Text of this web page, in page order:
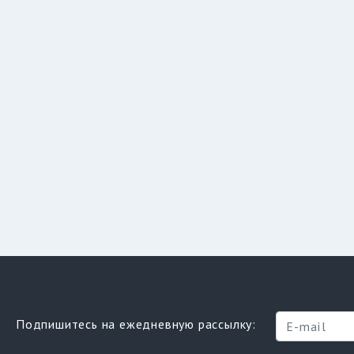
Подпишитесь на ежедневную рассылку: